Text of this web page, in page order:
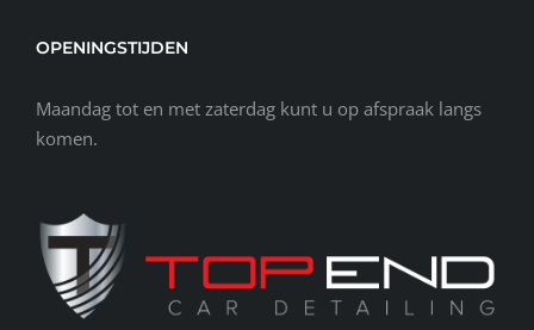
OPENINGSTIJDEN
Maandag tot en met zaterdag kunt u op afspraak langs
komen.